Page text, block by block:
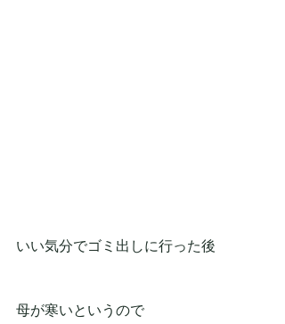
いい気分でゴミ出しに行った後
母が寒いというので